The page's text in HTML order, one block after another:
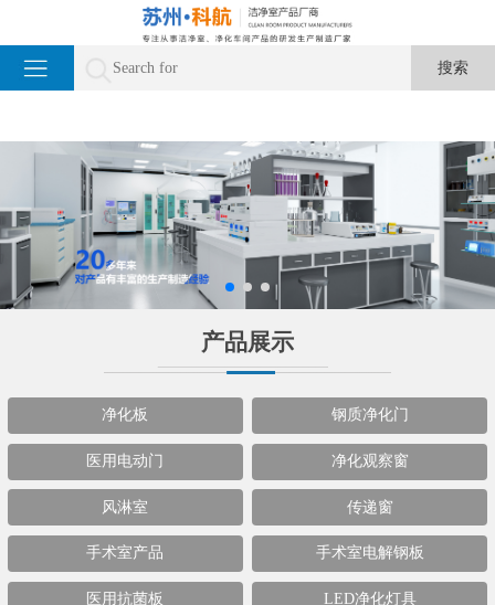
产品展示
净化板 钢质净化门
医用电动门 净化观察窗
风淋室 传递窗
手术室产品 手术室电解钢板
医用抗菌板 LED净化灯具